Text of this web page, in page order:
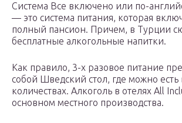
Система Все включено или по-
— это система питания, которая
полный пансион. Причем, в Турции
бесплатные алкогольные напитки.
Как правило, 3-х разовое питание
собой Шведский стол, где можно
количествах. Алкоголь в отелях All
основном местного производства.